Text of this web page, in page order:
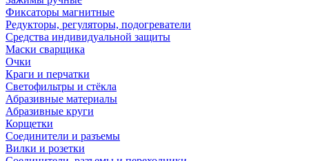
Фиксаторы магнитные
Редукторы, регуляторы, подогреватели
Средства индивидуальной защиты
Маски сварщика
Очки
Краги и перчатки
Светофильтры и стёкла
Абразивные материалы
Абразивные круги
Корщетки
Соединители и разъемы
Вилки и розетки